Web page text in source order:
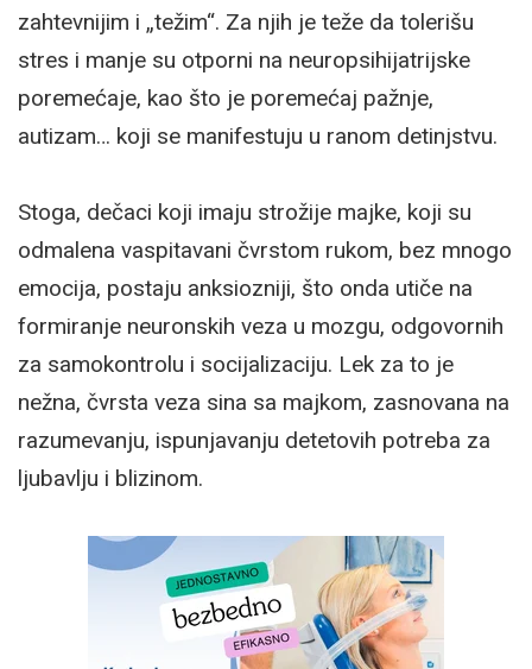
zahtevnijim i „težim“. Za njih je teže da tolerišu
stres i manje su otporni na neuropsihijatrijske
poremećaje, kao što je poremećaj pažnje,
autizam… koji se manifestuju u ranom detinjstvu.
Stoga, dečaci koji imaju strožije majke, koji su
odmalena vaspitavani čvrstom rukom, bez mnogo
emocija, postaju anksiozniji, što onda utiče na
formiranje neuronskih veza u mozgu, odgovornih
za samokontrolu i socijalizaciju. Lek za to je
nežna, čvrsta veza sina sa majkom, zasnovana na
razumevanju, ispunjavanju detetovih potreba za
ljubavlju i blizinom.